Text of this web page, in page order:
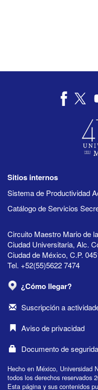
Sitios internos
Sistema de Productividad
Catálogo de Servicios
Circuito Maestro Mario de
Ciudad Universitaria, Alc.
Ciudad de México, C.P.
Tel. +52(55)5622 7474
¿Cómo llegar?
Suscripción a
Aviso de privacidad
Documento de
Hecho en México, Universidad
todos los derechos reservados
Esta página y sus contenidos